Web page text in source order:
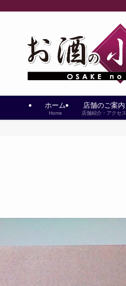
ホーム
Home
店舗のご案内
店舗紹介・アクセス